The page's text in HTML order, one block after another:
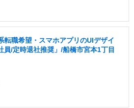
転職希望・スマホアプリのUIデザイ
員/定時退社推奨」/船橋市宮本1丁目